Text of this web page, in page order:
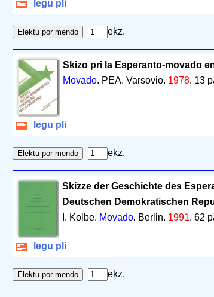
legu pli
ekz.
Skizo pri la Esperanto-movado
Movado. PEA. Varsovio. 1978. 13
legu pli
ekz.
Skizze der Geschichte des
Deutschen Demokratischen
I. Kolbe. Movado. Berlin. 1991. 62
legu pli
ekz.